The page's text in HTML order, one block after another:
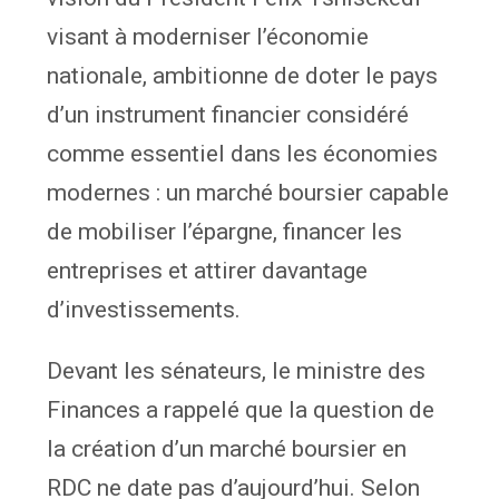
visant à moderniser l’économie
nationale, ambitionne de doter le pays
d’un instrument financier considéré
comme essentiel dans les économies
modernes : un marché boursier capable
de mobiliser l’épargne, financer les
entreprises et attirer davantage
d’investissements.
Devant les sénateurs, le ministre des
Finances a rappelé que la question de
la création d’un marché boursier en
RDC ne date pas d’aujourd’hui. Selon